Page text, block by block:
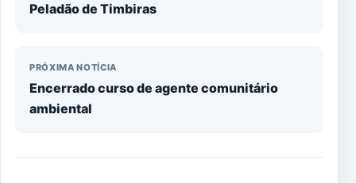
Peladão de Timbiras
PRÓXIMA NOTÍCIA
Encerrado curso de agente comunitário
ambiental